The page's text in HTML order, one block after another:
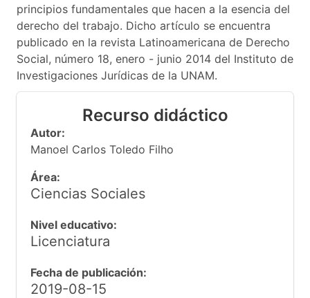
principios fundamentales que hacen a la esencia del
derecho del trabajo. Dicho artículo se encuentra
publicado en la revista Latinoamericana de Derecho
Social, número 18, enero - junio 2014 del Instituto de
Investigaciones Jurídicas de la UNAM.
Recurso didáctico
Autor:
Manoel Carlos Toledo Filho
Área:
Ciencias Sociales
Nivel educativo:
Licenciatura
Fecha de publicación:
2019-08-15